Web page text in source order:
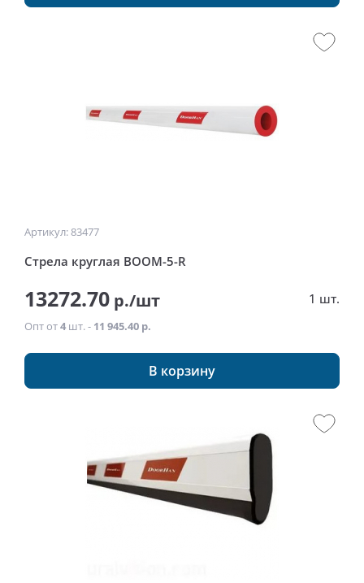
Артикул: 83477
Стрела круглая BOOM-5-R
13272.70 р./шт 1 шт.
Опт от4 шт. - 11 945.40 р.
В корзину